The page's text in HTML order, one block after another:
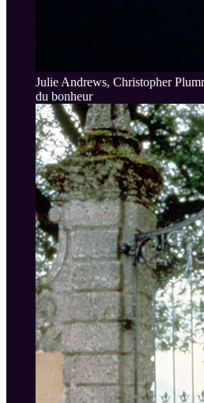
Julie Andrews, Christopher
du bonheur